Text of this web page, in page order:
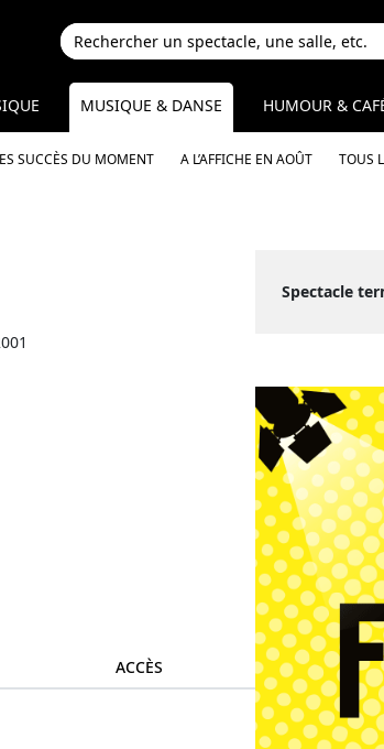
MUSIQUE & DANSE
SUCCÈS DU MOMENT A L’AFFICHE EN AOÛT TOUS
HUMOUR &
ACCÈS
Spectacle